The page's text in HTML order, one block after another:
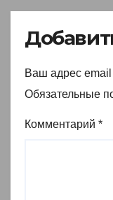
Ваш адрес email
Обязательные
Комментарий *